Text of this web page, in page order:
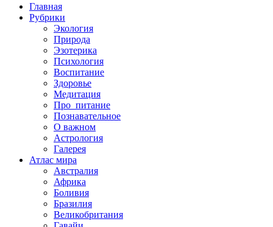
Главная
Рубрики
Экология
Природа
Эзотерика
Психология
Воспитание
Здоровье
Медитация
Про_питание
Познавательное
О важном
Астрология
Галерея
Атлас мира
Австралия
Африка
Боливия
Бразилия
Великобритания